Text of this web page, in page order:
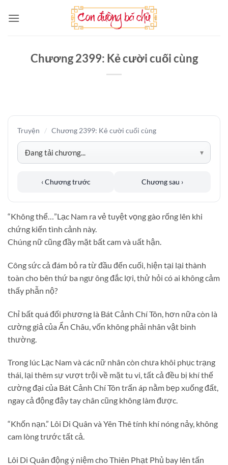
qua
Chương 2399: Kẻ cười cuối cùng
Truyện / Chương 2399: Kẻ cười cuối cùng
‹ Chương trước Chương sau ›
“Không thể…”Lạc Nam ra vẻ tuyệt vọng gào rống lên khi
chứng kiến tình cảnh này.
Chúng nữ cũng đầy mặt bất cam và uất hận.
Công sức cả đám bỏ ra từ đầu đến cuối, hiện tại lại thành
toàn cho bên thứ ba ngư ông đắc lợi, thử hỏi có ai không cảm
thấy phẫn nộ?
Chỉ bất quá đối phương là Bát Cảnh Chí Tôn, hơn nữa còn là
cường giả của Ẩn Châu, vốn không phải nhân vật bình
thường.
Trong lúc Lạc Nam và các nữ nhân còn chưa khôi phục trạng
thái, lại thêm sự vượt trội về mặt tu vi, tất cả đều bị khí thế
cường đại của Bát Cảnh Chí Tôn trấn áp nằm bẹp xuống đất,
ngay cả động đậy tay chân cũng không làm được.
“Khốn nạn.” Lôi Di Quân và Yên Thê tính khí nóng nảy, không
cam lòng trước tất cả.
Lôi Di Quân động ý niệm cho Thiên Phạt Phủ bay lên tấn